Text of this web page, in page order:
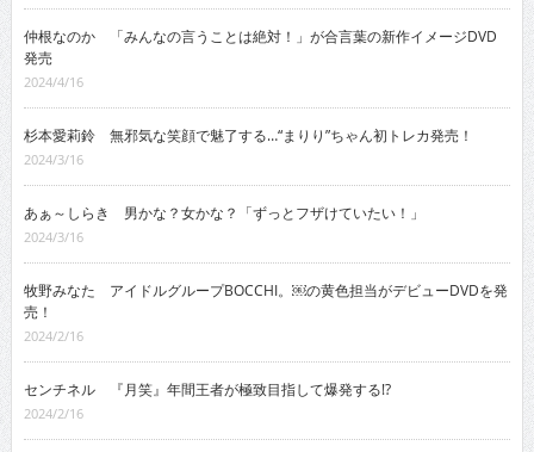
仲根なのか 「みんなの言うことは絶対！」が合言葉の新作イメージDVD
発売
2024/4/16
杉本愛莉鈴 無邪気な笑顔で魅了する…“まりり”ちゃん初トレカ発売！
2024/3/16
あぁ～しらき 男かな？女かな？「ずっとフザけていたい！」
2024/3/16
牧野みなた アイドルグループBOCCHI。￼の黄色担当がデビューDVDを発
売！
2024/2/16
センチネル 『月笑』年間王者が極致目指して爆発する!?
2024/2/16